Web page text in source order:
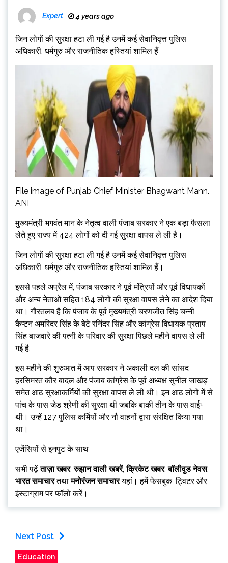
Expert 4 years ago
जिन लोगों की सुरक्षा हटा ली गई है उनमें कई सेवानिवृत्त पुलिस
अधिकारी, धर्मगुरु और राजनीतिक हस्तियां शामिल हैं
File image of Punjab Chief Minister Bhagwant Mann.
ANI
मुख्यमंत्री भगवंत मान के नेतृत्व वाली पंजाब सरकार ने एक बड़ा फैसला
लेते हुए राज्य में 424 लोगों को दी गई सुरक्षा वापस ले ली है।
जिन लोगों की सुरक्षा हटा ली गई है उनमें कई सेवानिवृत्त पुलिस
अधिकारी, धर्मगुरु और राजनीतिक हस्तियां शामिल हैं।
इससे पहले अप्रैल में, पंजाब सरकार ने पूर्व मंत्रियों और पूर्व विधायकों
और अन्य नेताओं सहित 184 लोगों की सुरक्षा वापस लेने का आदेश दिया
था। गौरतलब है कि पंजाब के पूर्व मुख्यमंत्री चरणजीत सिंह चन्नी,
कैप्टन अमरिंदर सिंह के बेटे रनिंदर सिंह और कांग्रेस विधायक प्रताप
सिंह बाजवारे की पत्नी के परिवार की सुरक्षा पिछले महीने वापस ले ली
गई है.
इस महीने की शुरुआत में आप सरकार ने अकाली दल की सांसद
हरसिमरत कौर बादल और पंजाब कांग्रेस के पूर्व अध्यक्ष सुनील जाखड़
समेत आठ सुरक्षाकर्मियों की सुरक्षा वापस ले ली थी। इन आठ लोगों में से
पांच के पास जेड श्रेणी की सुरक्षा थी जबकि बाकी तीन के पास वाई+
थी। उन्हें 127 पुलिस कर्मियों और नौ वाहनों द्वारा संरक्षित किया गया
था।
एजेंसियों से इनपुट के साथ
सभी पढ़ेंताज़ा खबर,रुझान वाली खबरें,क्रिकेट खबर,बॉलीवुड नेवस,
भारत समाचारतथामनोरंजन समाचारयहां। हमें फेसबुक, ट्विटर और
इंस्टाग्राम पर फॉलो करें।
Next Post
Education